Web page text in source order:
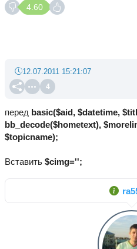
4.60
4
12.07.2011 15:21:07
перед basic($aid, $datetime,
bb_decode($hometext),
$topicname);
Вставить $cimg='';